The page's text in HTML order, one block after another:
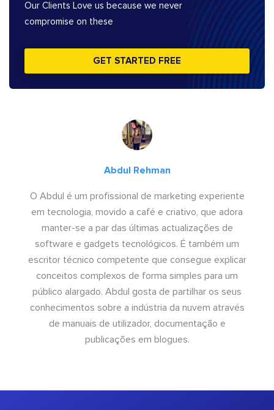
Our Clients Love us because we never
compromise on these
GET STARTED FREE
Abdul Rehman
O Abdul é um profissional de marketing experiente
em tecnologia, movido a café e criativo, que adora
manter-se a par das últimas actualizações de
software e gadgets tecnológicos. É também um
escritor técnico competente que consegue explicar
conceitos complexos de forma simples para um
público alargado. Abdul gosta de partilhar os seus
conhecimentos sobre a indústria da nuvem através
de manuais de utilizador, documentação e
publicações em blogues.